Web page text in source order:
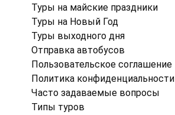
Туры на майские праздники
Туры на Новый Год
Туры выходного дня
Отправка автобусов
Пользовательское соглашение
Политика конфиденциальности
Часто задаваемые вопросы
Типы туров